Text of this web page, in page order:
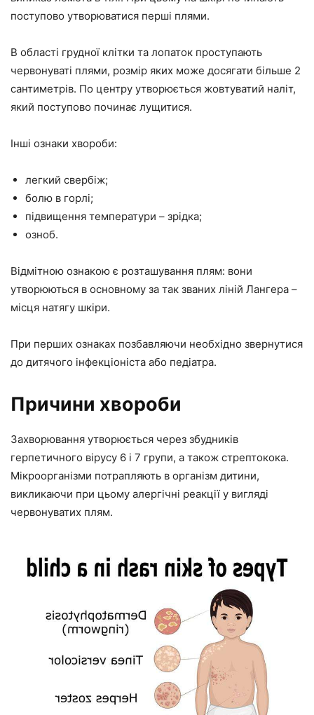
поступово утворюватися перші плями.
В області грудної клітки та лопаток проступають
червонуваті плями, розмір яких може досягати більше 2
сантиметрів. По центру утворюється жовтуватий наліт,
який поступово починає лущитися.
Інші ознаки хвороби:
легкий свербіж;
болю в горлі;
підвищення температури – зрідка;
озноб.
Відмітною ознакою є розташування плям: вони
утворюються в основному за так званих ліній Лангера –
місця натягу шкіри.
При перших ознаках позбавляючи необхідно звернутися
до дитячого інфекціоніста або педіатра.
Причини хвороби
Захворювання утворюється через збудників
герпетичного вірусу 6 і 7 групи, а також стрептокока.
Мікроорганізми потрапляють в організм дитини,
викликаючи при цьому алергічні реакції у вигляді
червонуватих плям.